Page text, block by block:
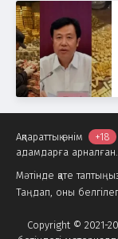
Copyright © 2021-
Ақпараттық өнім +18
адамдарға арналған.
Мәтінде қате
Таңдап, оны